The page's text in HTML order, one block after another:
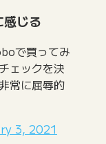
じる
で買ってみ
ェックを決
常に屈辱的
3, 2021